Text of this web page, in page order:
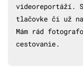
videoreportáží.
tlačovke či už
Mám rád
cestovanie.